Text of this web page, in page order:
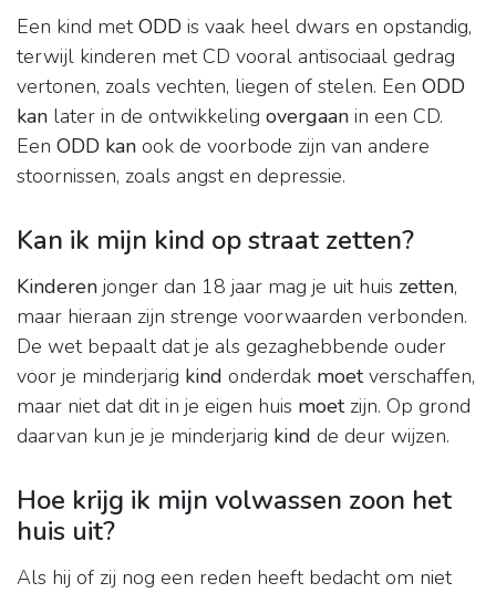
Een kind metODD is vaak heel dwars en opstandig,
terwijl kinderen met CD vooral antisociaal gedrag
vertonen, zoals vechten, liegen of stelen. Een ODD
kan later in de ontwikkeling overgaan in een CD.
Een ODD kan ook de voorbode zijn van andere
stoornissen, zoals angst en depressie.
Kan ik mijn kind op straat zetten?
Kinderen jonger dan 18 jaar mag je uit huis zetten,
maar hieraan zijn strenge voorwaarden verbonden.
De wet bepaalt dat je als gezaghebbende ouder
voor je minderjarig kind onderdak moetverschaffen,
maar niet dat dit in je eigen huis moetzijn. Op grond
daarvan kun je je minderjarig kind de deur wijzen.
Hoe krijg ik mijn volwassen zoon het
huis uit?
Als hij of zij nog een reden heeft bedacht om niet